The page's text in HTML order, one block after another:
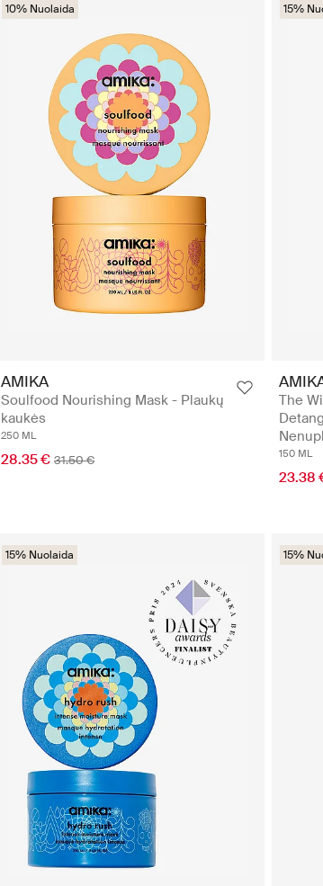
10% Nuolaida
AMIKA
Soulfood Nourishing Mask - Plaukų
kaukės
250 ML
28.35 € 31.50 €
15%
The
150 ML
23.38
15% Nuolaida 15%